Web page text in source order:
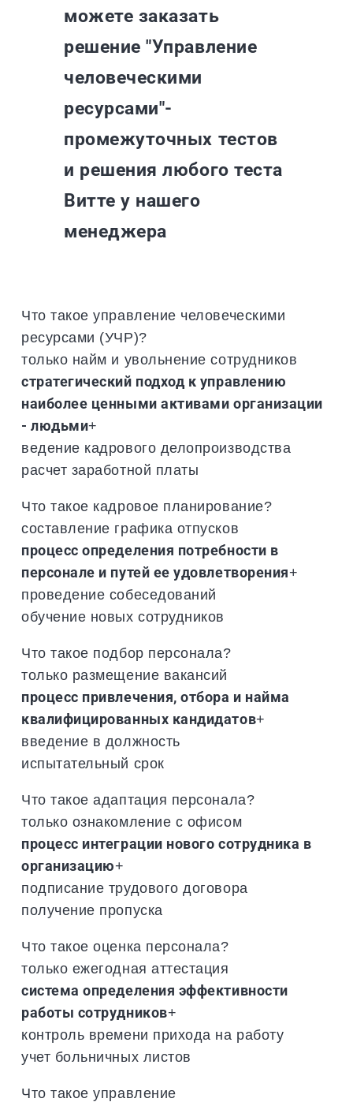
можете заказать
решение "Управление
человеческими
ресурсами"-
промежуточных тестов
и решения любого теста
Витте у нашего
менеджера
Что такое управление человеческими
ресурсами (УЧР)?
только найм и увольнение сотрудников
стратегический подход к управлению
наиболее ценными активами организации
- людьми+
ведение кадрового делопроизводства
расчет заработной платы
Что такое кадровое планирование?
составление графика отпусков
процесс определения потребности в
персонале и путей ее удовлетворения+
проведение собеседований
обучение новых сотрудников
Что такое подбор персонала?
только размещение вакансий
процесс привлечения, отбора и найма
квалифицированных кандидатов+
введение в должность
испытательный срок
Что такое адаптация персонала?
только ознакомление с офисом
процесс интеграции нового сотрудника в
организацию+
подписание трудового договора
получение пропуска
Что такое оценка персонала?
только ежегодная аттестация
система определения эффективности
работы сотрудников+
контроль времени прихода на работу
учет больничных листов
Что такое управление